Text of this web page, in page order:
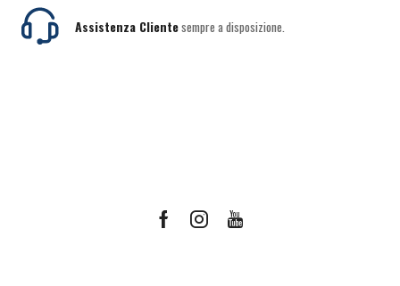
Assistenza Clientesempre a disposizione.
FacebookInstagramYoutube